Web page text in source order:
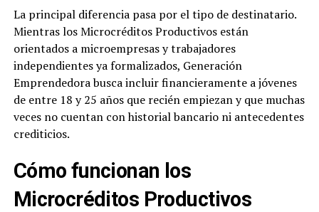
La principal diferencia pasa por el tipo de destinatario.
Mientras los Microcréditos Productivos están
orientados a microempresas y trabajadores
independientes ya formalizados, Generación
Emprendedora busca incluir financieramente a jóvenes
de entre 18 y 25 años que recién empiezan y que muchas
veces no cuentan con historial bancario ni antecedentes
crediticios.
Cómo funcionan los
Microcréditos Productivos